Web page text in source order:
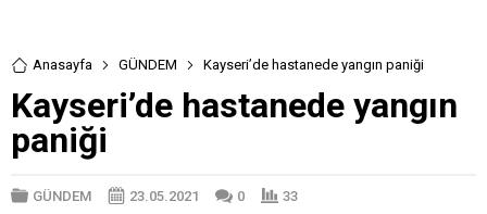
Anasayfa GÜNDEM Kayseri’de hastanede yangın paniği
Kayseri’de hastanede yangın
paniği
GÜNDEM 23.05.2021 0
33